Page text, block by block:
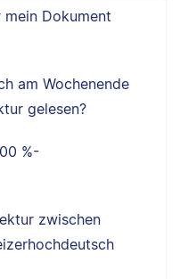
Dokument
am Wochenende
gelesen?
%-
zwischen